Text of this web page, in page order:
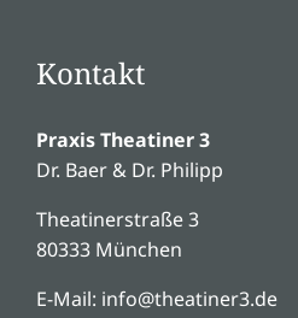
Kontakt
Praxis Theatiner 3
Dr. Baer & Dr. Philipp
Theatinerstraße 3
80333 München
E-Mail: info@theatiner3.de